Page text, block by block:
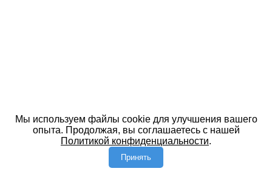
Мы используем файлы cookie для улучшения вашего
опыта. Продолжая, вы соглашаетесь с нашей
Политикой конфиденциальности.
Принять